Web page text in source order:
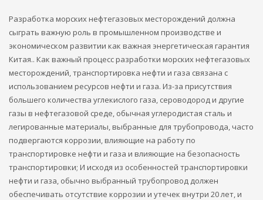
Разработка морских нефтегазовых месторождений должна
сыграть важную роль в промышленном производстве и
экономическом развитии как важная энергетическая гарантия
Китая.. Как важный процесс разработки морских нефтегазовых
месторождений, транспортировка нефти и газа связана с
использованием ресурсов нефти и газа. Из-за присутствия
большего количества углекислого газа, сероводород и другие
газы в нефтегазовой среде, обычная углеродистая сталь и
легированные материалы, выбранные для трубопровода, часто
подвергаются коррозии, влияющие на работу по
транспортировке нефти и газа и влияющие на безопасность
транспортировки; И исходя из особенностей транспортировки
нефти и газа, обычно выбранный трубопровод должен
обеспечивать отсутствие коррозии и утечек внутри 20 лет, и